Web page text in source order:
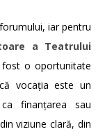
iar pentru
a Teatrului
fost o oportunitate
vocația este un
finanțarea sau
viziune clară, din